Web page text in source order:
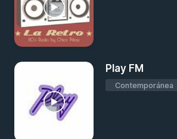
Play FM
Contemporánea